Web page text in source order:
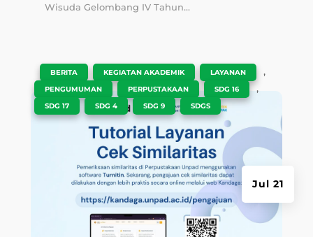
menginformasikan kepada seluruh...
Research and education Excellence for Society to